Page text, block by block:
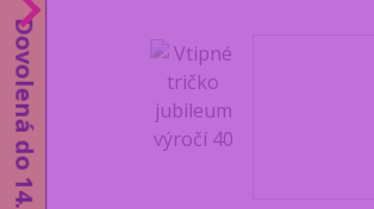
Dovolená do 14.8.